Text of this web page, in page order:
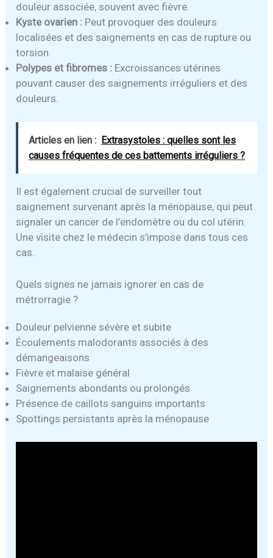
douleur associée, souvent avec fièvre.
Kyste ovarien : Peut provoquer des douleurs
localisées et des saignements en cas de rupture ou
torsion.
Polypes et fibromes : Excroissances utérines
pouvant causer des saignements irréguliers et des
douleurs.
Articles en lien : Extrasystoles : quelles sont les
causes fréquentes de ces battements irréguliers ?
Il est également crucial de surveiller tout
saignement survenant après la ménopause, qui peut
signaler un cancer de l’endomètre ou du col utérin.
Une visite chez le médecin s’impose dans tous ces
cas.
Quels signes ne jamais ignorer en cas de
métrorragie ?
Douleur pelvienne sévère et subite
Écoulements malodorants associés à des
démangeaisons
Fièvre et malaise général
Saignements abondants ou prolongés
Présence de caillots sanguins importants
Spottings persistants après la ménopause